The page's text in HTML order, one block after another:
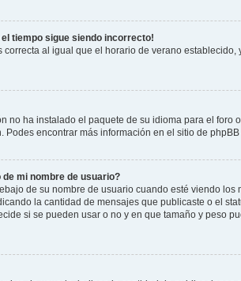
tiempo sigue siendo incorrecto!
al igual que el horario de verano
no ha instalado el paquete de su idioma para el
Podes encontrar más información en el sitio de
mi nombre de usuario?
de su nombre de usuario cuando esté viendo
la cantidad de mensajes que publicaste o el
si se pueden usar o no y en que tamaño y peso